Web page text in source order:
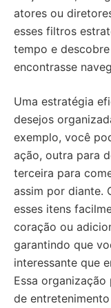
atores ou
esses filtros
tempo e
encontrasse
Uma estratégia
desejos
exemplo, você
ação, outra para
terceira para
assim por diante.
esses itens
coração ou
garantindo que
interessante que
Essa
de